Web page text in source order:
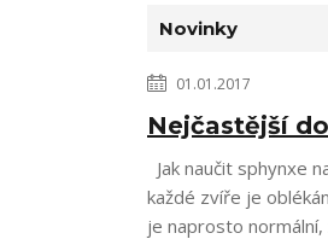
Novinky
01.01.2017
Nejčastější
Jak naučit sphynxe
každé zvíře je
je naprosto